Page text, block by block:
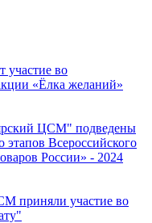
участие во
«Ёлка желаний»
ЦСМ" подведены
этапов Всероссийского
России» - 2024
приняли участие во